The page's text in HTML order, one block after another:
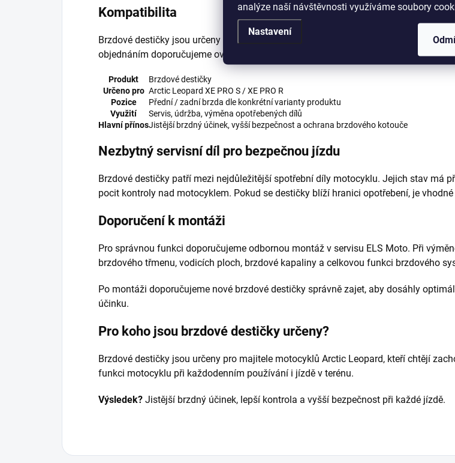
analýze naší návštěvnosti využíváme soubory
Nastavení
Kompatibilita
Brzdové destičky jsou určeny pro vybrané konfigurace elektrických motocyklů
objednáním doporučujeme ověřit konkrétní typ brzdového třmenu, modelový rok a
Produkt
Brzdové destičky
Určeno pro Arctic Leopard XE PRO S / XE PRO R
Pozice
Přední / zadní brzda dle konkrétní varianty produktu
Využití
Servis, údržba, výměna opotřebených dílů
Hlavní přínosJistější brzdný účinek, vyšší bezpečnost a ochrana brzdového kotouče
Nezbytný servisní díl pro bezpečnou jízdu
Brzdové destičky patří mezi nejdůležitější spotřební díly motocyklu. Jejich stav má
pocit kontroly nad motocyklem. Pokud se destičky blíží hranici opotřebení, je
Doporučení k montáži
Pro správnou funkci doporučujeme odbornou montáž v servisu ELS Moto. Při
brzdového třmenu, vodicích ploch, brzdové kapaliny a celkovou funkci brzdového
Po montáži doporučujeme nové brzdové destičky správně zajet, aby dosáhly
účinku.
Pro koho jsou brzdové destičky určeny?
Brzdové destičky jsou určeny pro majitele motocyklů Arctic Leopard, kteří chtějí
funkci motocyklu při každodenním používání i jízdě v terénu.
Výsledek? Jistější brzdný účinek, lepší kontrola a vyšší bezpečnost při každé jízdě.